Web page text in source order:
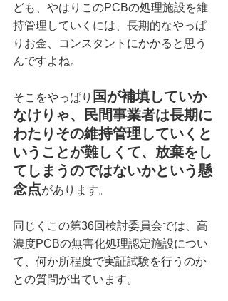
ども、やはりこのPCBの処理施設を維
持管理していくには、長期的なやっぱ
りお金、コンスタントにかかると思う
んですよね。
そこをやっぱり 国が補填していか
なけりゃ、民間事業者は長期に
わたりその維持管理していくと
いうことが難しくて、放棄をし
てしまうのではないかという懸
念点があります。
同じくこの第36回検討委員会では、高
濃度PCBの無害化処理認定施設につい
て、何か所程度で実証試験を行うのか
との質問が出ています。